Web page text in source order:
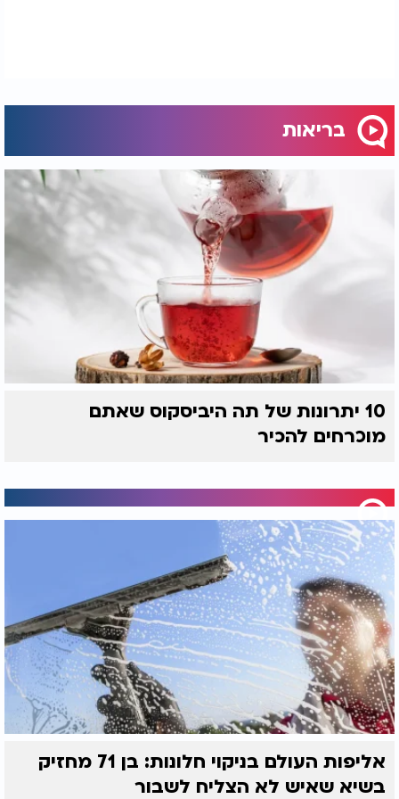
המסקנה - רפואה תצא מציון, אך זקוקה
הבינה המלאכותית של פייגנבאום איננה מחליפה את
הרופא, אבל יכולה להיותהשליח המדויק
והיא תלויה,
כמו תמיד, גם ברופא בשר ודם - וגם במי שמעז להאמין
ג'וזף ניצל. אחרים עוד יינצלו.
ולנו נותר לזכור - לפעמים ההצלה טמונה לא במעבדה
באהבה, בתפילה, ובאמונה שיש דרך גם
כשנדמה שאין .
בריאות
10 יתרונות של תה היביסקוס שאתם
מוכרחים להכיר
אליפות העולם בניקוי חלונות: בן 71 מחזיק
בשיא שאיש לא הצליח לשבור